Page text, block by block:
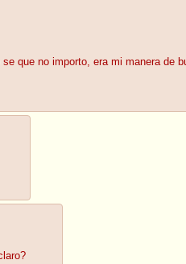
que no importo, era mi manera de